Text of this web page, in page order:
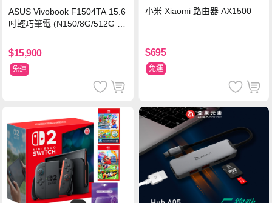
ASUS Vivobook F1504TA 15.6
吋輕巧筆電 (N150/8G/512G S
$15,900
免運
小米 Xiaomi 路由器 AX1500
$695
免運